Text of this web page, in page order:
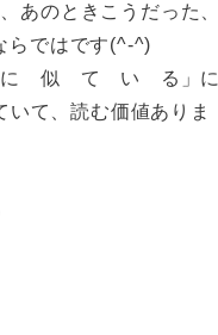
あのときこうだった、
らではです(^-^)
に 似 て い る」に
て、読む価値ありま